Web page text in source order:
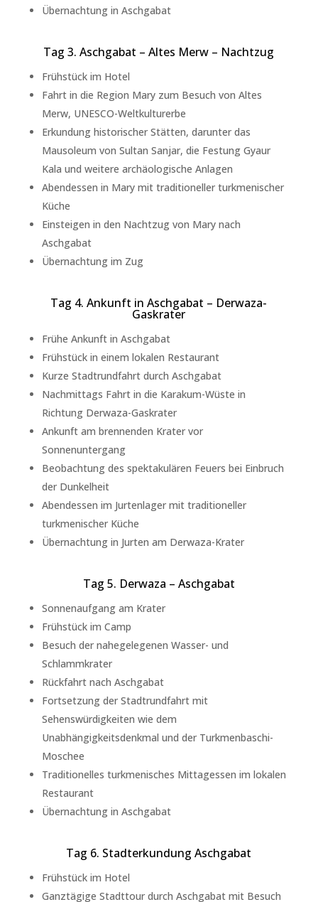
Übernachtung in Aschgabat
Tag 3. Aschgabat – Altes Merw – Nachtzug
Frühstück im Hotel
Fahrt in die Region Mary zum Besuch von Altes
Merw, UNESCO-Weltkulturerbe
Erkundung historischer Stätten, darunter das
Mausoleum von Sultan Sanjar, die Festung Gyaur
Kala und weitere archäologische Anlagen
Abendessen in Mary mit traditioneller turkmenischer
Küche
Einsteigen in den Nachtzug von Mary nach
Aschgabat
Übernachtung im Zug
Tag 4. Ankunft in Aschgabat – Derwaza-
Gaskrater
Frühe Ankunft in Aschgabat
Frühstück in einem lokalen Restaurant
Kurze Stadtrundfahrt durch Aschgabat
Nachmittags Fahrt in die Karakum-Wüste in
Richtung Derwaza-Gaskrater
Ankunft am brennenden Krater vor
Sonnenuntergang
Beobachtung des spektakulären Feuers bei Einbruch
der Dunkelheit
Abendessen im Jurtenlager mit traditioneller
turkmenischer Küche
Übernachtung in Jurten am Derwaza-Krater
Tag 5. Derwaza – Aschgabat
Sonnenaufgang am Krater
Frühstück im Camp
Besuch der nahegelegenen Wasser- und
Schlammkrater
Rückfahrt nach Aschgabat
Fortsetzung der Stadtrundfahrt mit
Sehenswürdigkeiten wie dem
Unabhängigkeitsdenkmal und der Turkmenbaschi-
Moschee
Traditionelles turkmenisches Mittagessen im lokalen
Restaurant
Übernachtung in Aschgabat
Tag 6. Stadterkundung Aschgabat
Frühstück im Hotel
Ganztägige Stadttour durch Aschgabat mit Besuch